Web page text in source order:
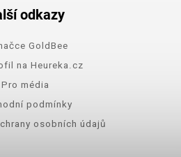
odkazy
GoldBee
na Heureka.cz
Pro média
podmínky
osobních údajů